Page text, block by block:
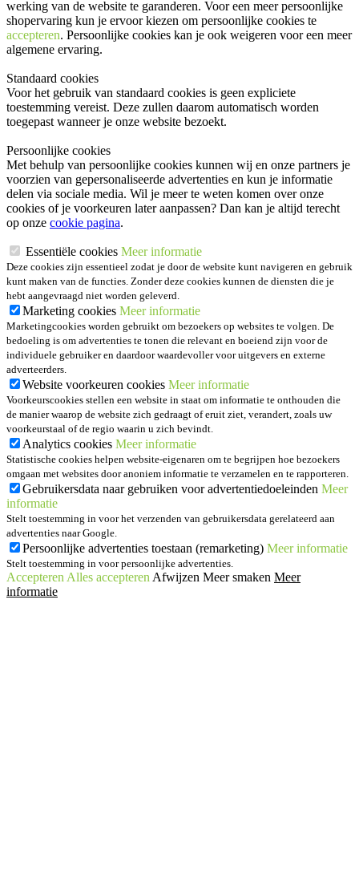
werking van de website te garanderen. Voor een meer persoonlijke
shopervaring kun je ervoor kiezen om persoonlijke cookies te
accepteren. Persoonlijke cookies kan je ook weigeren voor een meer
algemene ervaring.
Standaard cookies
Voor het gebruik van standaard cookies is geen expliciete
toestemming vereist. Deze zullen daarom automatisch worden
toegepast wanneer je onze website bezoekt.
Persoonlijke cookies
Met behulp van persoonlijke cookies kunnen wij en onze partners je
voorzien van gepersonaliseerde advertenties en kun je informatie
delen via sociale media. Wil je meer te weten komen over onze
cookies of je voorkeuren later aanpassen? Dan kan je altijd terecht
op onze cookie pagina.
Essentiële cookies Meer informatie
Deze cookies zijn essentieel zodat je door de website kunt navigeren en gebruik
kunt maken van de functies. Zonder deze cookies kunnen de diensten die je
hebt aangevraagd niet worden geleverd.
Marketing cookies Meer informatie
Marketingcookies worden gebruikt om bezoekers op websites te volgen. De
bedoeling is om advertenties te tonen die relevant en boeiend zijn voor de
individuele gebruiker en daardoor waardevoller voor uitgevers en externe
adverteerders.
Website voorkeuren cookies Meer informatie
Voorkeurscookies stellen een website in staat om informatie te onthouden die
de manier waarop de website zich gedraagt of eruit ziet, verandert, zoals uw
voorkeurstaal of de regio waarin u zich bevindt.
Analytics cookies Meer informatie
Statistische cookies helpen website-eigenaren om te begrijpen hoe bezoekers
omgaan met websites door anoniem informatie te verzamelen en te rapporteren.
Gebruikersdata naar gebruiken voor advertentiedoeleinden Meer
informatie
Stelt toestemming in voor het verzenden van gebruikersdata gerelateerd aan
advertenties naar Google.
Persoonlijke advertenties toestaan (remarketing) Meer informatie
Stelt toestemming in voor persoonlijke advertenties.
Accepteren Alles accepteren Afwijzen Meer smaken Meer
informatie